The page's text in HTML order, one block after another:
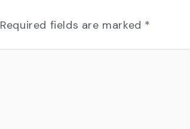
Required fields are marked *